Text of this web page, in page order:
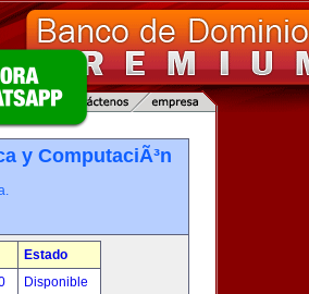
y ComputaciÃ³n
Estado
Disponible